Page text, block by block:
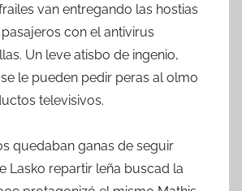
van entregando las hostias
con el antivirus
Un leve atisbo de ingenio,
le pueden pedir peras al olmo
televisivos.
quedaban ganas de seguir
Lasko repartir leña buscad la